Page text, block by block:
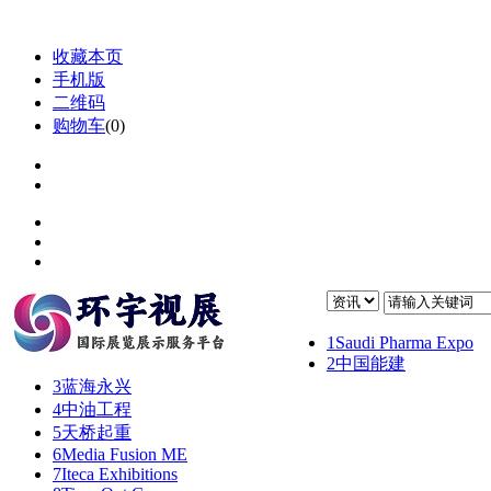
收藏本页
手机版
二维码
购物车(0)
1 Saudi Pharma Expo
2中国能建
3蓝海永兴
4中油工程
5天桥起重
6Media Fusion ME
7Iteca Exhibitions